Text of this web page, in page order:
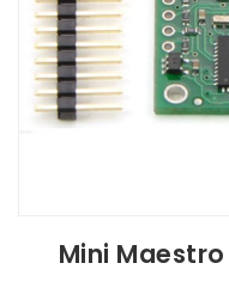
Mini